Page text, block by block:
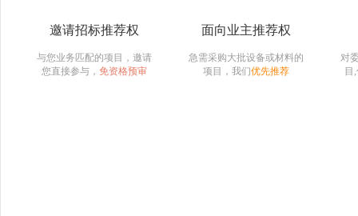
邀请招标推荐权
与您业务匹配的项目，邀请
您直接参与， 免资格预审
面向业主推荐权
急需采购大批设备或材料的
项目，我们优先推荐
对
目